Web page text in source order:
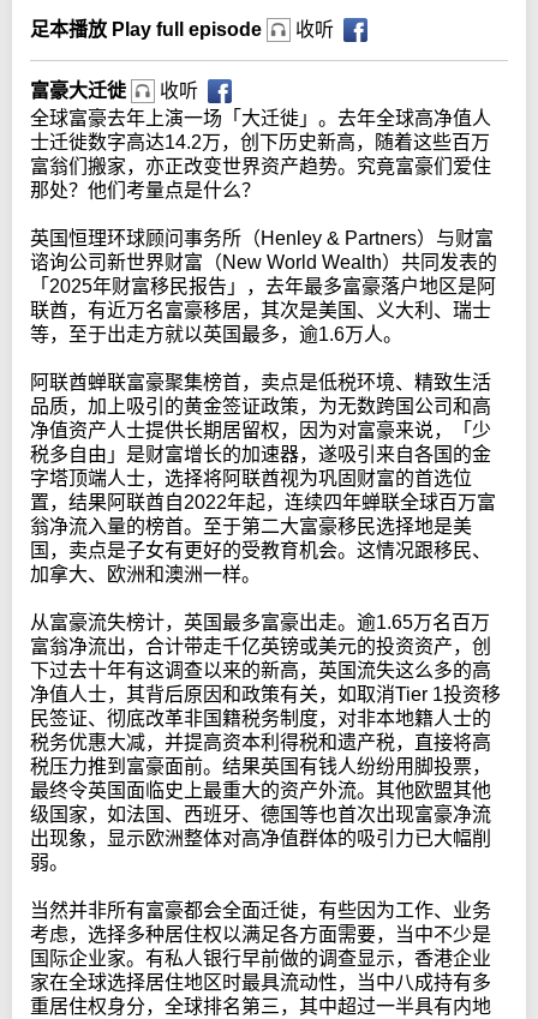
足本播放 Play full episode 收听
富豪大迁徙
收听
全球富豪去年上演一场「大迁徙」。去年全球高净值人
士迁徙数字高达14.2万，创下历史新高，随着这些百万
富翁们搬家，亦正改变世界资产趋势。究竟富豪们爱住
那处？他们考量点是什么？
英国恒理环球顾问事务所（Henley & Partners）与财富
谘询公司新世界财富（New World Wealth）共同发表的
「2025年财富移民报告」，去年最多富豪落户地区是阿
联酋，有近万名富豪移居，其次是美国、义大利、瑞士
等，至于出走方就以英国最多，逾1.6万人。
阿联酋蝉联富豪聚集榜首，卖点是低税环境、精致生活
品质，加上吸引的黄金签证政策，为无数跨国公司和高
净值资产人士提供长期居留权，因为对富豪来说，「少
税多自由」是财富增长的加速器，遂吸引来自各国的金
字塔顶端人士，选择将阿联酋视为巩固财富的首选位
置，结果阿联酋自2022年起，连续四年蝉联全球百万富
翁净流入量的榜首。至于第二大富豪移民选择地是美
国，卖点是子女有更好的受教育机会。这情况跟移民、
加拿大、欧洲和澳洲一样。
从富豪流失榜计，英国最多富豪出走。逾1.65万名百万
富翁净流出，合计带走千亿英镑或美元的投资资产，创
下过去十年有这调查以来的新高，英国流失这么多的高
净值人士，其背后原因和政策有关，如取消Tier 1投资移
民签证、彻底改革非国籍税务制度，对非本地籍人士的
税务优惠大减，并提高资本利得税和遗产税，直接将高
税压力推到富豪面前。结果英国有钱人纷纷用脚投票，
最终令英国面临史上最重大的资产外流。其他欧盟其他
级国家，如法国、西班牙、德国等也首次出现富豪净流
出现象，显示欧洲整体对高净值群体的吸引力已大幅削
弱。
当然并非所有富豪都会全面迁徙，有些因为工作、业务
考虑，选择多种居住权以满足各方面需要，当中不少是
国际企业家。有私人银行早前做的调查显示，香港企业
家在全球选择居住地区时最具流动性，当中八成持有多
重居住权身分，全球排名第三，其中超过一半具有内地